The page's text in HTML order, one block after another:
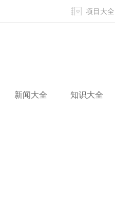
项目大全
新闻大全 知识大全